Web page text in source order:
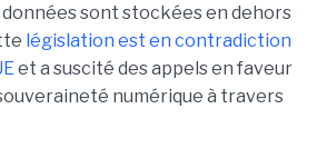
données sont stockées en dehors
législation est en contradiction
et a suscité des appels en faveur
numérique à travers